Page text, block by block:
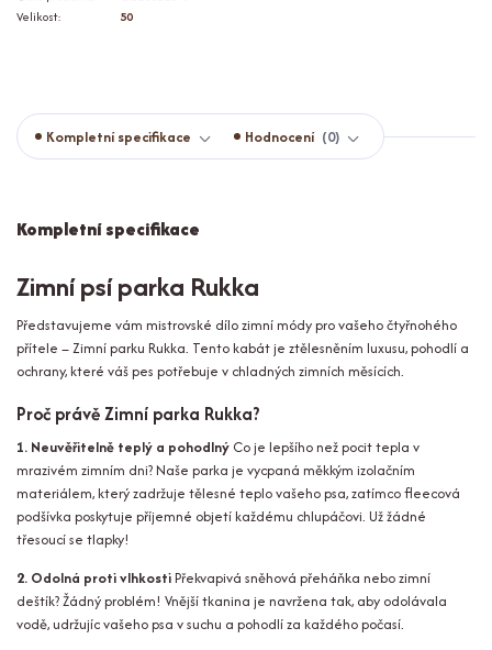
Velikost:
50
Kompletní specifikace Hodnocení 0
Kompletní specifikace
Zimní psí parka Rukka
Představujeme vám mistrovské dílo zimní módy pro vašeho čtyřnohého
přítele – Zimní parku Rukka. Tento kabát je ztělesněním luxusu, pohodlí a
ochrany, které váš pes potřebuje v chladných zimních měsících.
Proč právě Zimní parka Rukka?
1. Neuvěřitelně teplý a pohodlný Co je lepšího než pocit tepla v
mrazivém zimním dni? Naše parka je vycpaná měkkým izolačním
materiálem, který zadržuje tělesné teplo vašeho psa, zatímco fleecová
podšívka poskytuje příjemné objetí každému chlupáčovi. Už žádné
třesoucí se tlapky!
2. Odolná proti vlhkostiPřekvapivá sněhová přeháňka nebo zimní
deštík? Žádný problém! Vnější tkanina je navržena tak, aby odolávala
vodě, udržujíc vašeho psa v suchu a pohodlí za každého počasí.